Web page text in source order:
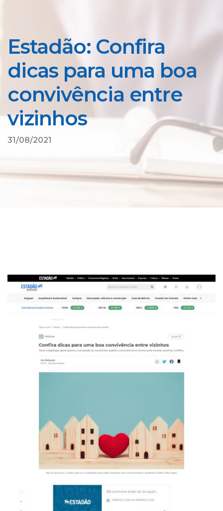
Estadão: Confira
dicas para uma boa
convivência entre
vizinhos
31/08/2021